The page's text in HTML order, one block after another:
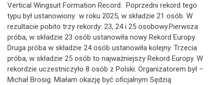
Vertical Wingsuit Formation Record. Poprzedni rekord tego
typu był ustanowiony w roku 2025, w składzie 21 osób. W
rezultacie pobito trzy rekordy: 23, 24 i 25 osobowy.Pierwsza
próba, w składzie 23 osób ustanowiła nowy Rekord Europy.
Druga próba w składzie 24 osób ustanowiła kolejny. Trzecia
próba, w składzie 25 osób to najważniejszy Rekord Europy. W
rekordzie uczestniczyło 8 osób z Polski. Organizatorem był –
Michał Brosig. Miałam okazję być oficjalnym Sędzią